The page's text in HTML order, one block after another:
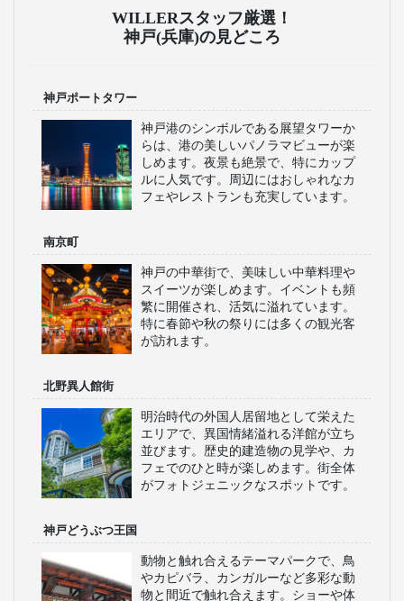
WILLERスタッフ厳選！
神戸(兵庫)の見どころ
神戸ポートタワー
神戸港のシンボルである展望タワーか
らは、港の美しいパノラマビューが楽
しめます。夜景も絶景で、特にカップ
ルに人気です。周辺にはおしゃれなカ
フェやレストランも充実しています。
南京町
神戸の中華街で、美味しい中華料理や
スイーツが楽しめます。イベントも頻
繁に開催され、活気に溢れています。
特に春節や秋の祭りには多くの観光客
が訪れます。
北野異人館街
明治時代の外国人居留地として栄えた
エリアで、異国情緒溢れる洋館が立ち
並びます。歴史的建造物の見学や、カ
フェでのひと時が楽しめます。街全体
がフォトジェニックなスポットです。
神戸どうぶつ王国
動物と触れ合えるテーマパークで、鳥
やカピバラ、カンガルーなど多彩な動
物と間近で触れ合えます。ショーや体